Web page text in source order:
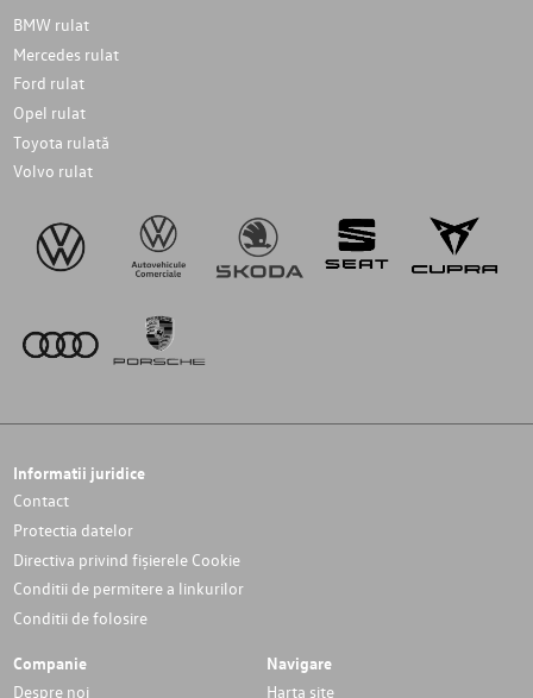
BMW rulat
Mercedes rulat
Ford rulat
Opel rulat
Toyota rulată
Volvo rulat
Informatii juridice
Contact
Protectia datelor
Directiva privind fișierele Cookie
Conditii de permitere a linkurilor
Conditii de folosire
Companie
Despre noi
Navigare
Harta site